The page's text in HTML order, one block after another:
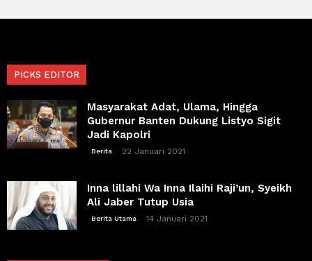
PICKS EDITOR
Masyarakat Adat, Ulama, Hingga
Gubernur Banten Dukung Listyo Sigit
Jadi Kapolri
Berita 22 Januari 2021
Inna lillahi Wa Inna Ilaihi Raji’un, Syeikh
Ali Jaber Tutup Usia
Berita Utama 14 Januari 2021